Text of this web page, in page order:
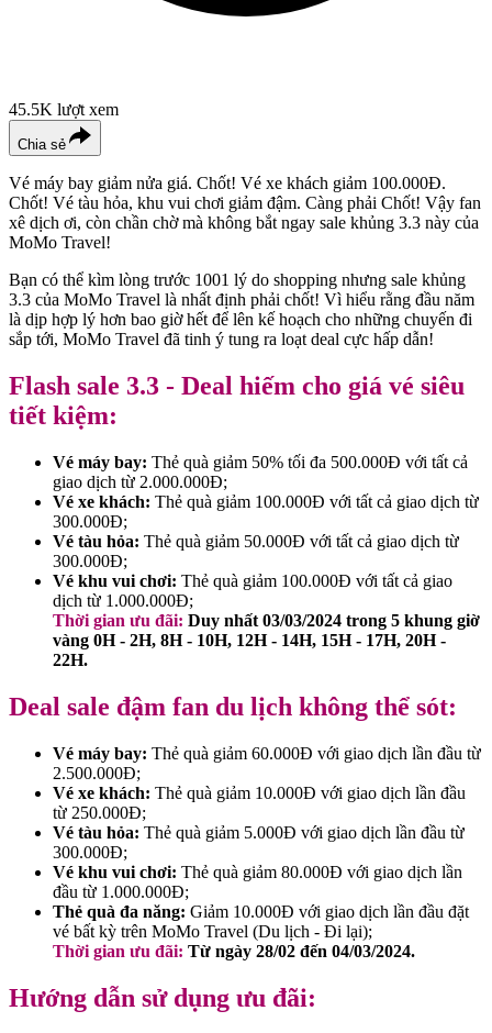
45.5K lượt xem
Chia sẻ
Vé máy bay giảm nửa giá. Chốt! Vé xe khách giảm 100.000Đ.
Chốt! Vé tàu hỏa, khu vui chơi giảm đậm. Càng phải Chốt! Vậy fan
xê dịch ơi, còn chần chờ mà không bắt ngay sale khủng 3.3 này của
MoMo Travel!
Bạn có thể kìm lòng trước 1001 lý do shopping nhưng sale khủng
3.3 của MoMo Travel là nhất định phải chốt! Vì hiểu rằng đầu năm
là dịp hợp lý hơn bao giờ hết để lên kế hoạch cho những chuyến đi
sắp tới, MoMo Travel đã tinh ý tung ra loạt deal cực hấp dẫn!
Flash sale 3.3 - Deal hiếm cho giá vé siêu
tiết kiệm:
Vé máy bay: Thẻ quà giảm 50% tối đa 500.000Đ với tất cả
giao dịch từ 2.000.000Đ;
Vé xe khách: Thẻ quà giảm 100.000Đ với tất cả giao dịch từ
300.000Đ;
Vé tàu hỏa: Thẻ quà giảm 50.000Đ với tất cả giao dịch từ
300.000Đ;
Vé khu vui chơi: Thẻ quà giảm 100.000Đ với tất cả giao
dịch từ 1.000.000Đ;
Thời gian ưu đãi: Duy nhất 03/03/2024 trong 5 khung giờ
vàng 0H - 2H, 8H - 10H, 12H - 14H, 15H - 17H, 20H -
22H.
Deal sale đậm fan du lịch không thể sót:
Vé máy bay: Thẻ quà giảm 60.000Đ với giao dịch lần đầu từ
2.500.000Đ;
Vé xe khách: Thẻ quà giảm 10.000Đ với giao dịch lần đầu
từ 250.000Đ;
Vé tàu hỏa: Thẻ quà giảm 5.000Đ với giao dịch lần đầu từ
300.000Đ;
Vé khu vui chơi: Thẻ quà giảm 80.000Đ với giao dịch lần
đầu từ 1.000.000Đ;
Thẻ quà đa năng: Giảm 10.000Đ với giao dịch lần đầu đặt
vé bất kỳ trên MoMo Travel (Du lịch - Đi lại);
Thời gian ưu đãi: Từ ngày 28/02 đến 04/03/2024.
Hướng dẫn sử dụng ưu đãi: